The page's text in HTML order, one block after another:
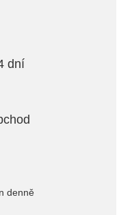
dní
denně